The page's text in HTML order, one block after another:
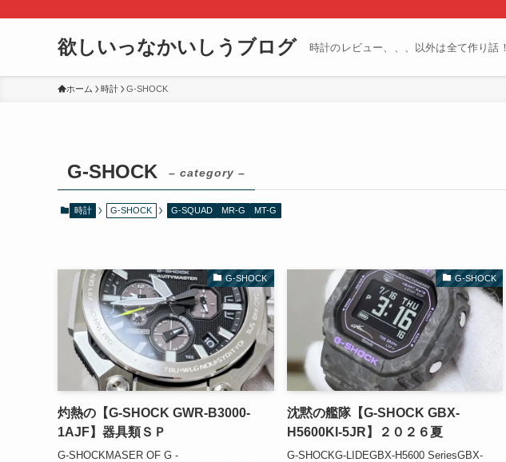
欲しいっなかいしうブログ 時計のレビュー、、、以外は全て作り話！
ホーム 時計 G-SHOCK
G-SHOCK – category –
時計 G-SHOCK G-SQUAD MR-G MT-G
G-SHOCK
灼熱の【G-SHOCK GWR-B3000-
1AJF】器具類ＳＰ
G-SHOCKMASER OF G -
G-SHOCK
沈黙の艦隊【G-SHOCK GBX-
H5600KI-5JR】２０２６夏
G-SHOCKG-LIDEGBX-H5600 SeriesGBX-